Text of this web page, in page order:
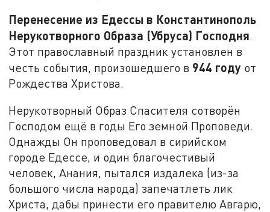
Перенесение из Едессы в Константинополь
Нерукотворного Образа (Убруса) Господня.
Этот православный праздник установлен в
честь события, произошедшего в 944 году от
Рождества Христова.
Нерукотворный Образ Спасителя сотворён
Господом ещё в годы Его земной Проповеди.
Однажды Он проповедовал в сирийском
городе Едессе, и один благочестивый
человек, Анания, пытался издалека (из-за
большого числа народа) запечатлеть лик
Христа, дабы принести его правителю Авгарю,